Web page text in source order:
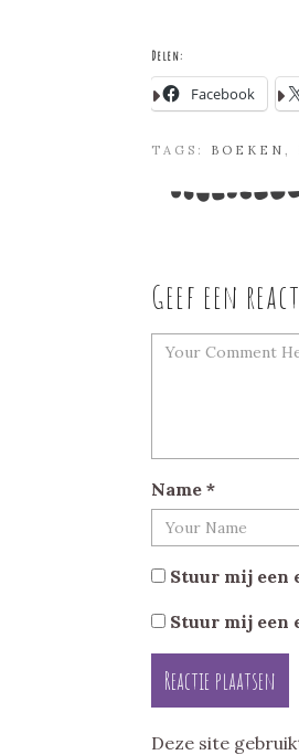
Delen:
Facebook
TAGS: BOEKEN ,
Geef een
Name *
Stuur mij een
Stuur mij een
Deze site